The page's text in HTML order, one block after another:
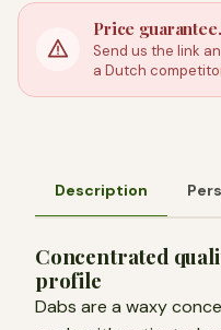
Price
Send us the link
a Dutch
Description
Concentrated
profile
Dabs are a waxy